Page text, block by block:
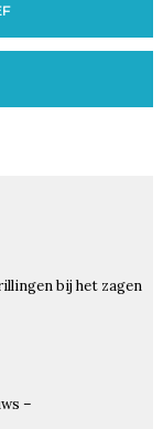
bij het zagen
–